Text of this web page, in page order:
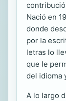
Nació en
donde
por la
letras lo
que le
del idioma
A lo largo